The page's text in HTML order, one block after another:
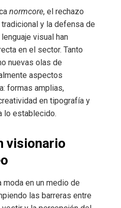
normcore, el rechazo
y la defensa de
visual han
en el sector. Tanto
nuevas olas de
aspectos
formas amplias,
en tipografía y
lo establecido.
visionario
moda en un medio de
las barreras entre